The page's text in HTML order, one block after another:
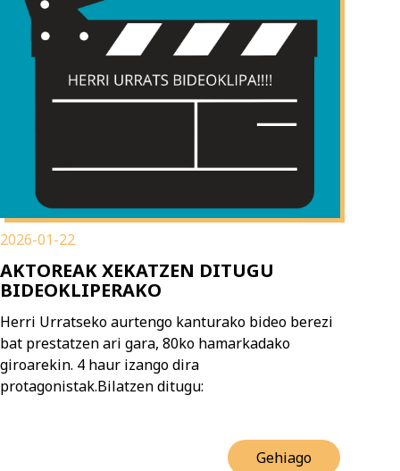
2026-01-22
AKTOREAK XEKATZEN DITUGU
BIDEOKLIPERAKO
Herri Urratseko aurtengo kanturako bideo berezi
bat prestatzen ari gara, 80ko hamarkadako
giroarekin. 4 haur izango dira
protagonistak.Bilatzen ditugu:
Gehiago